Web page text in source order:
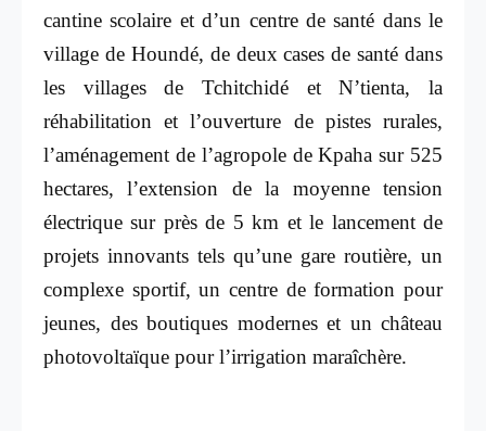
cantine scolaire et d’un centre de santé dans le
village de Houndé, de deux cases de santé dans
les villages de Tchitchidé et N’tienta, la
réhabilitation et l’ouverture de pistes rurales,
l’aménagement de l’agropole de Kpaha sur 525
hectares, l’extension de la moyenne tension
électrique sur près de 5 km et le lancement de
projets innovants tels qu’une gare routière, un
complexe sportif, un centre de formation pour
jeunes, des boutiques modernes et un château
photovoltaïque pour l’irrigation maraîchère.